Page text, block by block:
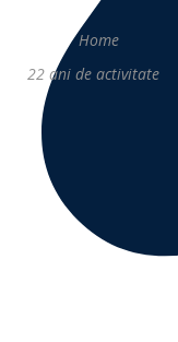
Home
22 ani de activitate